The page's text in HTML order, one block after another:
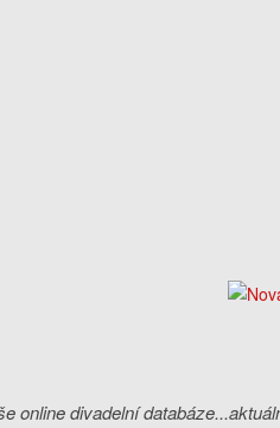
online divadelní